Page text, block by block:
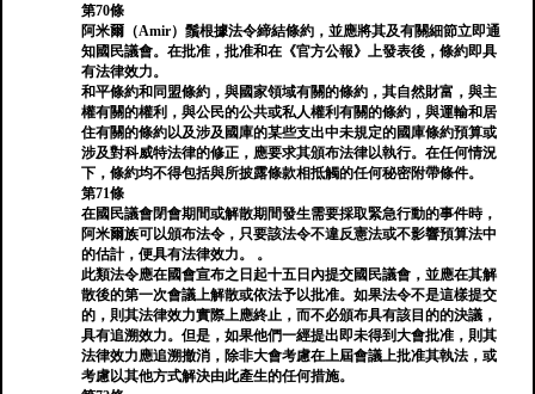
第70條
阿米爾（Amir）鬚根據法令締結條約，並應將其及有關細節立即通
知國民議會。在批准，批准和在《官方公報》上發表後，條約即具
有法律效力。
和平條約和同盟條約，與國家領域有關的條約，其自然財富，與主
權有關的權利，與公民的公共或私人權利有關的條約，與運輸和居
住有關的條約以及涉及國庫的某些支出中未規定的國庫條約預算或
涉及對科威特法律的修正，應要求其頒布法律以執行。在任何情況
下，條約均不得包括與所披露條款相抵觸的任何秘密附帶條件。
第71條
在國民議會閉會期間或解散期間發生需要採取緊急行動的事件時，
阿米爾族可以頒布法令，只要該法令不違反憲法或不影響預算法中
的估計，便具有法律效力。 。
此類法令應在國會宣布之日起十五日內提交國民議會，並應在其解
散後的第一次會議上解散或依法予以批准。如果法令不是這樣提交
的，則其法律效力實際上應終止，而不必頒布具有該目的的決議，
具有追溯效力。但是，如果他們一經提出即未得到大會批准，則其
法律效力應追溯撤消，除非大會考慮在上屆會議上批准其執法，或
考慮以其他方式解決由此產生的任何措施。